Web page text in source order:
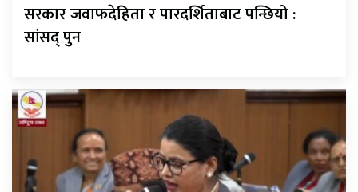
सरकार जवाफदेहिता र पारदर्शिताबाट पन्छियो :
सांसद् पुन